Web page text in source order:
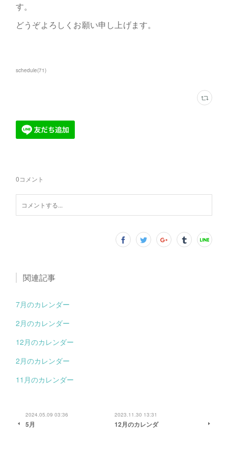
す。
どうぞよろしくお願い申し上げます。
schedule(71)
0コメント
関連記事
7月のカレンダー
2月のカレンダー
12月のカレンダー
2月のカレンダー
11月のカレンダー
2024.05.09 03:36
5月
2023.11.30 13:31
12月のカレンダ